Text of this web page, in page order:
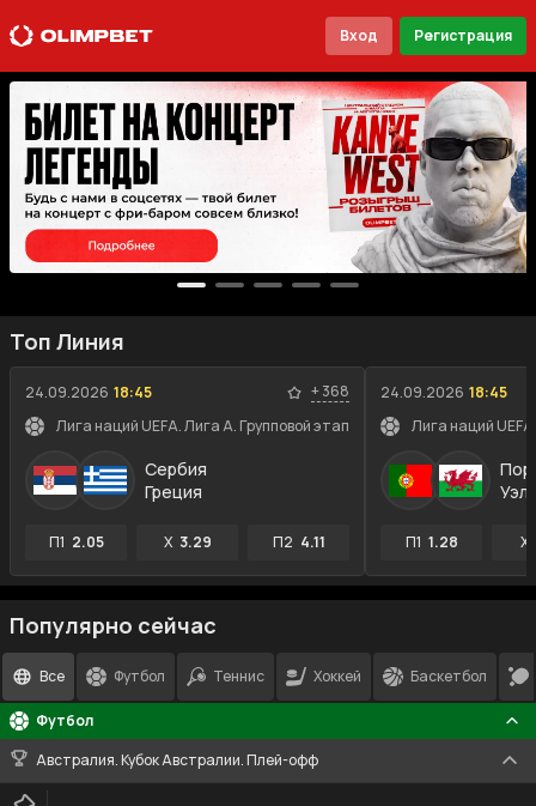
Вход Регистрация
Топ Линия
24.09.2026 18:45 +368
Лига наций UEFA. Лига A. Групповой этап
Сербия
Греция
П1 2.05 X 3.29 П2 4.11
24.09.2026 18:45
Лига наций
П1 1.28 X
Популярно сейчас
Все Футбол Теннис Хоккей Баскетбол
Футбол
Австралия. Кубок Австралии. Плей-офф